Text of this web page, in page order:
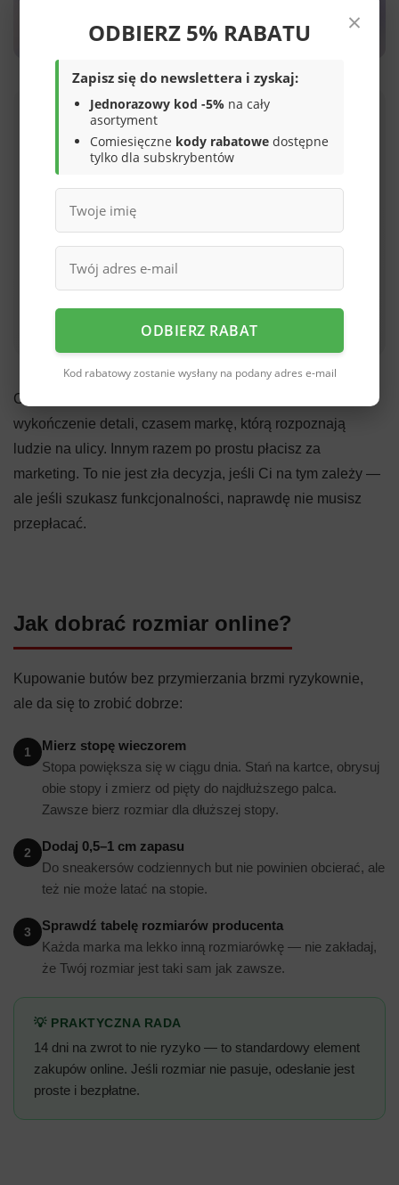
W OFERCIE XDSPORT
Sneakersy z memory foam w cenie
120–180 zł
Modele American Club i Skotnicki oferują
wyprofilowaną wkładkę, amortyzowaną podeszwę i
gumowe bieżniki — parametry porównywalne do butów
za 400 zł i więcej.
Sneakersy American Club →
Co dostajesz za 500 zł ekstra? Czasem lepsze
wykończenie detali, czasem markę, którą rozpoznają
ludzie na ulicy. Innym razem po prostu płacisz za
marketing. To nie jest zła decyzja, jeśli Ci na tym zależy —
ale jeśli szukasz funkcjonalności, naprawdę nie musisz
przepłacać.
Jak dobrać rozmiar online?
Kupowanie butów bez przymierzania brzmi ryzykownie,
ale da się to zrobić dobrze:
1
Mierz stopę wieczorem
Stopa powiększa się w ciągu dnia. Stań na kartce, obrysuj
obie stopy i zmierz od pięty do najdłuższego palca.
Zawsze bierz rozmiar dla dłuższej stopy.
2
Dodaj 0,5–1 cm zapasu
Do sneakersów codziennych but nie powinien obcierać, ale
też nie może latać na stopie.
3
Sprawdź tabelę rozmiarów producenta
Każda marka ma lekko inną rozmiarówkę — nie zakładaj,
że Twój rozmiar jest taki sam jak zawsze.
💡 PRAKTYCZNA RADA
14 dni na zwrot to nie ryzyko — to standardowy element
zakupów online. Jeśli rozmiar nie pasuje, odesłanie jest
proste i bezpłatne.
×
ODBIERZ 5% RABATU
Zapisz się do newslettera i zyskaj:
Jednorazowy kod -5% na cały
asortyment
Comiesięczne kody rabatowe dostępne
tylko dla subskrybentów
ODBIERZ RABAT
Kod rabatowy zostanie wysłany na podany adres e-mail